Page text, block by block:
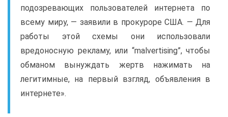
подозревающих пользователей интернета по
всему миру, — заявили в прокуроре США. — Для
работы этой схемы они использовали
вредоносную рекламу, или “malvertising”, чтобы
обманом вынуждать жертв нажимать на
легитимные, на первый взгляд, объявления в
интернете».